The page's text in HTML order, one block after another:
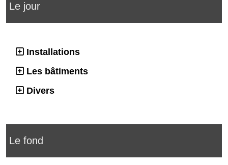
Le jour
Installations
Les bâtiments
Divers
Le fond